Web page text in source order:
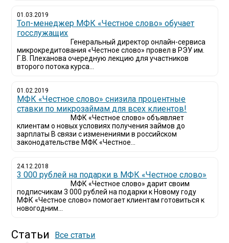
01.03.2019
Топ-менеджер МФК «Честное слово» обучает
госслужащих
Генеральный директор онлайн-сервиса
микрокредитования «Честное слово» провел в РЭУ им.
Г.В. Плеханова очередную лекцию для участников
второго потока курса...
01.02.2019
МФК «Честное слово» снизила процентные
ставки по микрозаймам для всех клиентов!
МФК «Честное слово» объявляет
клиентам о новых условиях получения займов до
зарплаты В связи с изменениями в российском
законодательстве МФК «Честное...
24.12.2018
3 000 рублей на подарки в МФК «Честное слово»
МФК «Честное слово» дарит своим
подписчикам 3 000 рублей на подарки к Новому году
МФК «Честное слово» помогает клиентам готовиться к
новогодним...
Статьи Все статьи